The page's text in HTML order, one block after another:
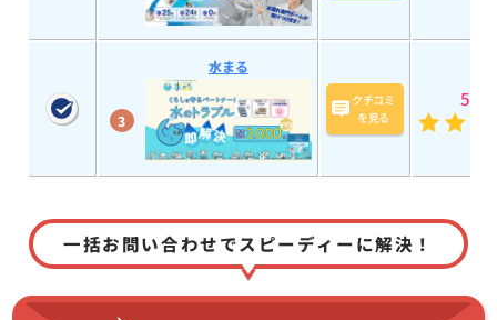
3
水まる
クチコミ
を見る
5
一括お問い合わせでスピーディーに解決！